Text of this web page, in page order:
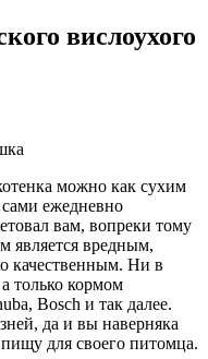
вислоухого
можно как сухим
ежедневно
вам, вопреки тому
является вредным,
качественным. Ни в
только кормом
Bosch и так далее.
да и вы наверняка
для своего питомца.